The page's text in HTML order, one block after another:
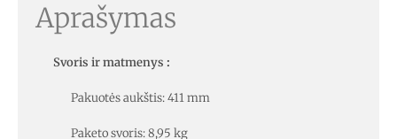
Aprašymas
Svoris ir matmenys :
Pakuotės aukštis: 411 mm
Paketo svoris: 8,95 kg